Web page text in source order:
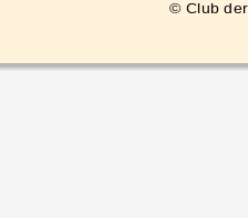
© Club